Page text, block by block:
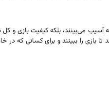
که آسیب می‌بینند، بلکه کیفیت بازی
بازی را ببینند و برای کسانی که